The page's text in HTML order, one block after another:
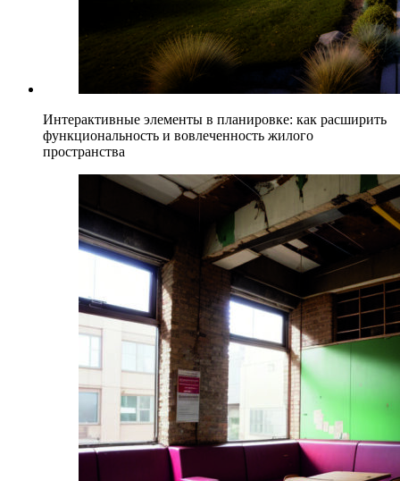
Интерактивные элементы в планировке: как расширить
функциональность и вовлеченность жилого
пространства